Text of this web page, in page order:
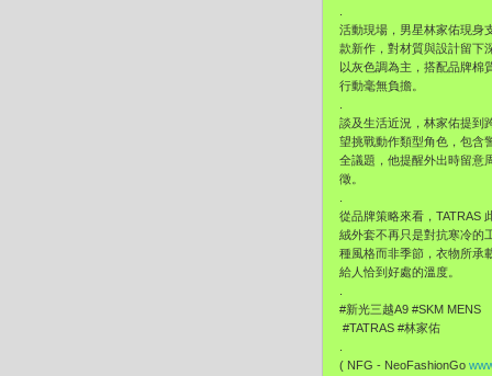
活動現場，男星林家佑現身
款新作，對材質與設計留下
以灰色調為主，搭配品牌棉
行動毫無負擔。
談及生活近況，林家佑提到
望挑戰動作類型角色，包含
全議題，他提醒外出時留意
徵。
從品牌策略來看，TATRAS
絨外套不再只是對抗寒冷的
種風格而非季節，衣物所承
給人恰到好處的溫度。
#新光三越A9 #SKM MENS
#TATRAS #林家佑
( NFG - NeoFashionGo